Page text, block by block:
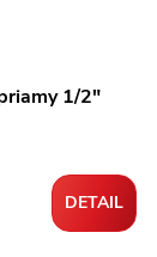
1/2"
DETAIL